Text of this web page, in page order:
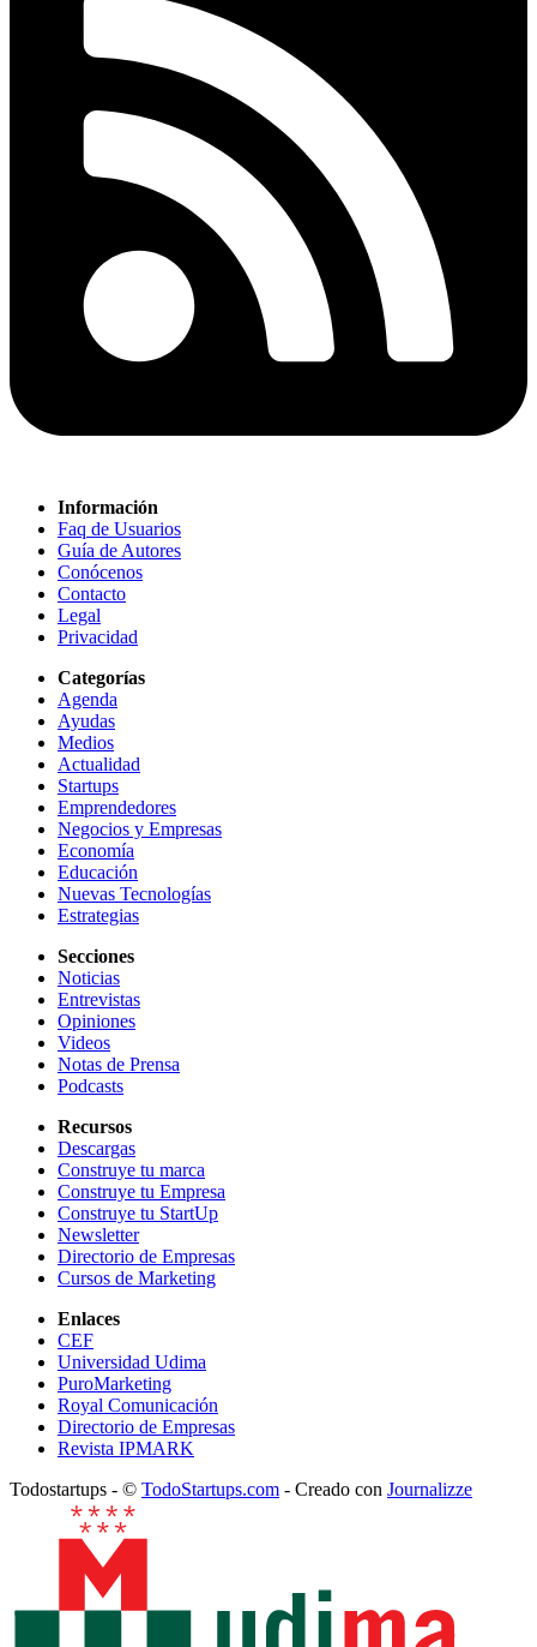
Información
Faq de Usuarios
Guía de Autores
Conócenos
Contacto
Legal
Privacidad
Categorías
Agenda
Ayudas
Medios
Actualidad
Startups
Emprendedores
Negocios y Empresas
Economía
Educación
Nuevas Tecnologías
Estrategias
Secciones
Noticias
Entrevistas
Opiniones
Videos
Notas de Prensa
Podcasts
Recursos
Descargas
Construye tu marca
Construye tu Empresa
Construye tu StartUp
Newsletter
Directorio de Empresas
Cursos de Marketing
Enlaces
CEF
Universidad Udima
PuroMarketing
Royal Comunicación
Directorio de Empresas
Revista IPMARK
Todostartups - © TodoStartups.com - Creado con Journalizze